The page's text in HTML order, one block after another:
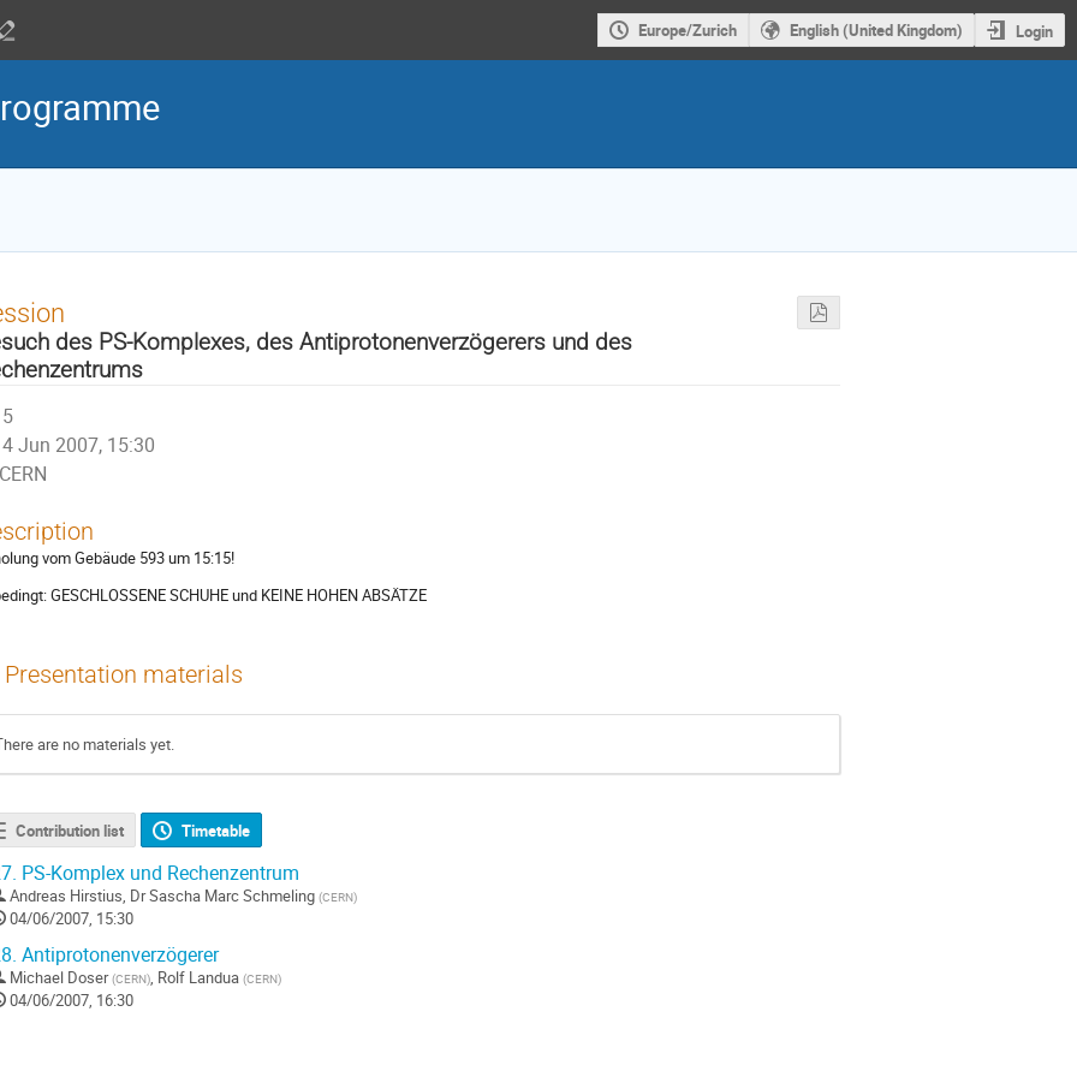
Europe/Zurich English (United Kingdom) Login
des PS-Komplexes, des Antiprotonenverzögerers und des
5
4 Jun 2007, 15:30
CERN
vom Gebäude 593 um 15:15!
GESCHLOSSENE SCHUHE und KEINE HOHEN ABSÄTZE
Presentation materials
are no materials yet.
Contribution list Timetable
PS-Komplex und Rechenzentrum
Andreas Hirstius, DrSascha Marc Schmeling (CERN)
04/06/2007, 15:30
Antiprotonenverzögerer
Michael Doser (CERN), Rolf Landua (CERN)
04/06/2007, 16:30